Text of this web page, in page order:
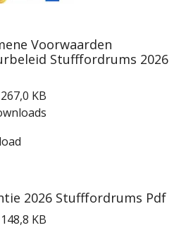
Voorwaarden
Stufffordrums 2026
KB
2026 Stufffordrums Pdf
KB